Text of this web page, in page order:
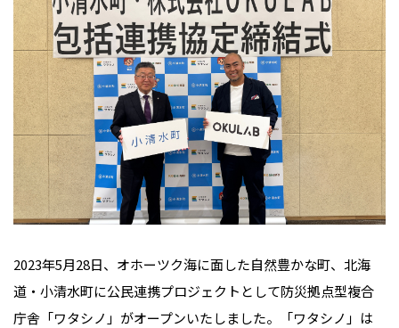
2023年5月28日、オホーツク海に面した自然豊かな町、北海
道・小清水町に公民連携プロジェクトとして防災拠点型複合
庁舎「ワタシノ」がオープンいたしました。「ワタシノ」は